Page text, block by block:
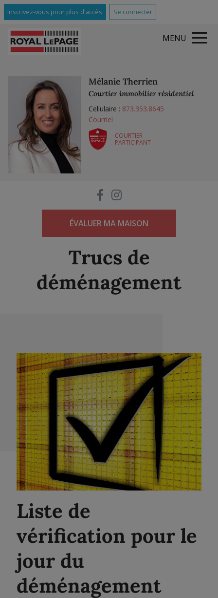
Inscrivez-vous pour plus d'accès Se connecter
MENU
Mélanie Therrien
Courtier immobilier résidentiel
Cellulaire : 873.353.8645
Courriel
COURTIER
PARTICIPANT
ÉVALUER MA MAISON
Trucs de
déménagement
Liste de
vérification pour le
jour du
déménagement